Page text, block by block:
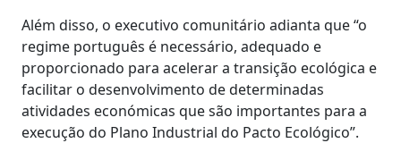
Além disso, o executivo comunitário adianta que “o
regime português é necessário, adequado e
proporcionado para acelerar a transição ecológica e
facilitar o desenvolvimento de determinadas
atividades económicas que são importantes para a
execução do Plano Industrial do Pacto Ecológico”.